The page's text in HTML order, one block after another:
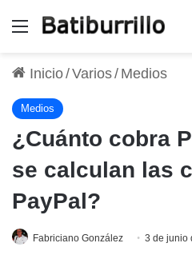
Menú
Inicio/Varios/ Medios
Medios
¿Cuánto cobra
se calculan las
PayPal?
Fabriciano González 3 de junio